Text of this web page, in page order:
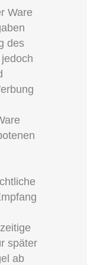
Ware
des
später
ab